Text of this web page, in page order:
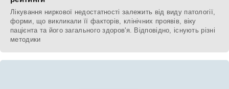
Лікування ниркової недостатності залежить від виду патології,
форми, що викликали її факторів, клінічних проявів, віку
пацієнта та його загального здоров'я. Відповідно, існують різні
методики